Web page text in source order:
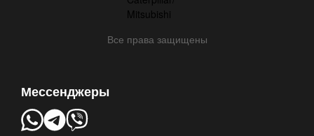
Все права защищены
Мессенджеры